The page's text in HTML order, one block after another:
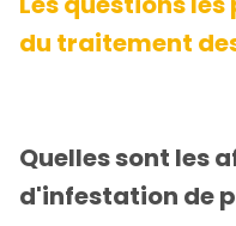
du traitement
Quelles sont les
d'infestation de